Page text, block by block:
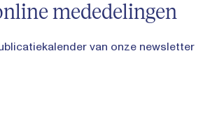
mededelingen
van onze newsletter